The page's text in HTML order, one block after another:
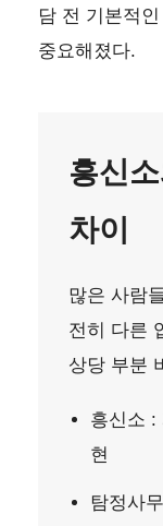
담 전 기본적
중요해졌다.
흥신
차이
많은 사람
전히 다른
상당 부분
흥신소 :
현
탐정사